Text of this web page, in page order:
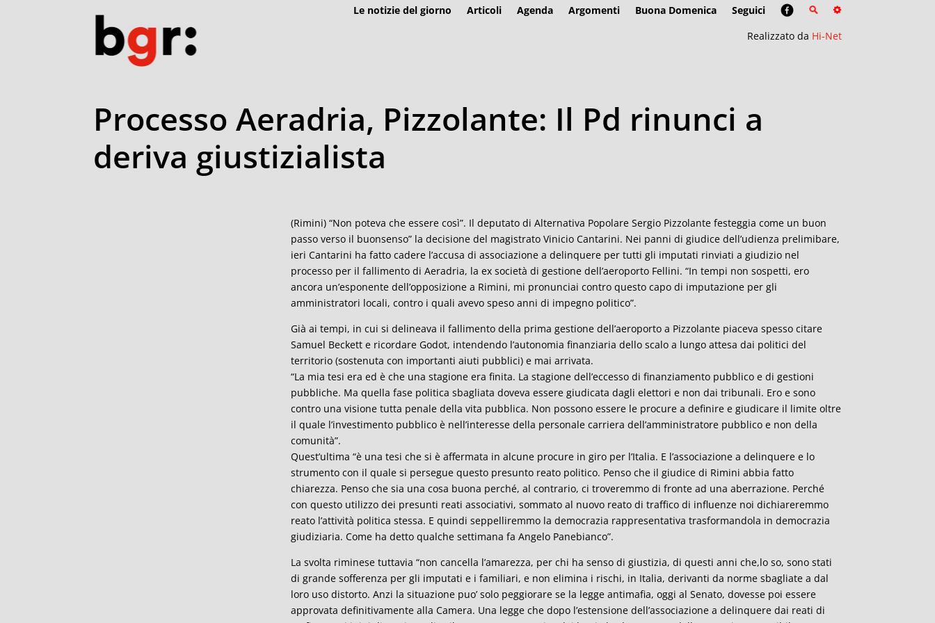
Le notizie del giorno Articoli Agenda Argomenti Buona Domenica
Seguici
Realizzato da Hi-Net
Processo Aeradria, Pizzolante: Il Pd rinunci a
deriva giustizialista
(Rimini) “Non poteva che essere così”. Il deputato di Alternativa Popolare Sergio Pizzolante festeggia come un buon
passo verso il buonsenso” la decisione del magistrato Vinicio Cantarini. Nei panni di giudice dell’udienza prelimibare,
ieri Cantarini ha fatto cadere l’accusa di associazione a delinquere per tutti gli imputati rinviati a giudizio nel
processo per il fallimento di Aeradria, la ex società di gestione dell’aeroporto Fellini. “In tempi non sospetti, ero
ancora un’esponente dell’opposizione a Rimini, mi pronunciai contro questo capo di imputazione per gli
amministratori locali, contro i quali avevo speso anni di impegno politico”.
Già ai tempi, in cui si delineava il fallimento della prima gestione dell’aeroporto a Pizzolante piaceva spesso citare
Samuel Beckett e ricordare Godot, intendendo l’autonomia finanziaria dello scalo a lungo attesa dai politici del
territorio (sostenuta con importanti aiuti pubblici) e mai arrivata.
“La mia tesi era ed è che una stagione era finita. La stagione dell’eccesso di finanziamento pubblico e di gestioni
pubbliche. Ma quella fase politica sbagliata doveva essere giudicata dagli elettori e non dai tribunali. Ero e sono
contro una visione tutta penale della vita pubblica. Non possono essere le procure a definire e giudicare il limite oltre
il quale l’investimento pubblico è nell’interesse della personale carriera dell’amministratore pubblico e non della
comunità”.
Quest’ultima “è una tesi che si è affermata in alcune procure in giro per l’Italia. E l’associazione a delinquere e lo
strumento con il quale si persegue questo presunto reato politico. Penso che il giudice di Rimini abbia fatto
chiarezza. Penso che sia una cosa buona perché, al contrario, ci troveremmo di fronte ad una aberrazione. Perché
con questo utilizzo dei presunti reati associativi, sommato al nuovo reato di traffico di influenze noi dichiareremmo
reato l’attività politica stessa. E quindi seppelliremmo la democrazia rappresentativa trasformandola in democrazia
giudiziaria. Come ha detto qualche settimana fa Angelo Panebianco”.
La svolta riminese tuttavia “non cancella l’amarezza, per chi ha senso di giustizia, di questi anni che,lo so, sono stati
di grande sofferenza per gli imputati e i familiari, e non elimina i rischi, in Italia, derivanti da norme sbagliate a dal
loro uso distorto. Anzi la situazione puo’ solo peggiorare se la legge antimafia, oggi al Senato, dovesse poi essere
approvata definitivamente alla Camera. Una legge che dopo l’estensione dell’associazione a delinquere dai reati di